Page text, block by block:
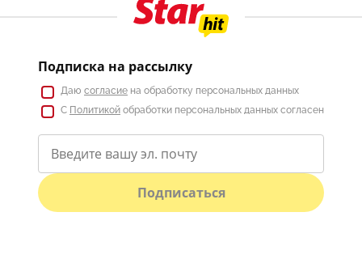
Подписка на рассылку
Даю согласие на обработку персональных данных
С Политикой обработки персональных данных согласен
Подписаться